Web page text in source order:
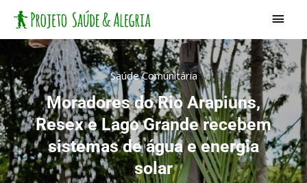
para
conteúdo
Saúde Comunitária
Moradores do Rio Arapiuns,
Resex e Lago Grande recebem
sistemas de água e energia
solar